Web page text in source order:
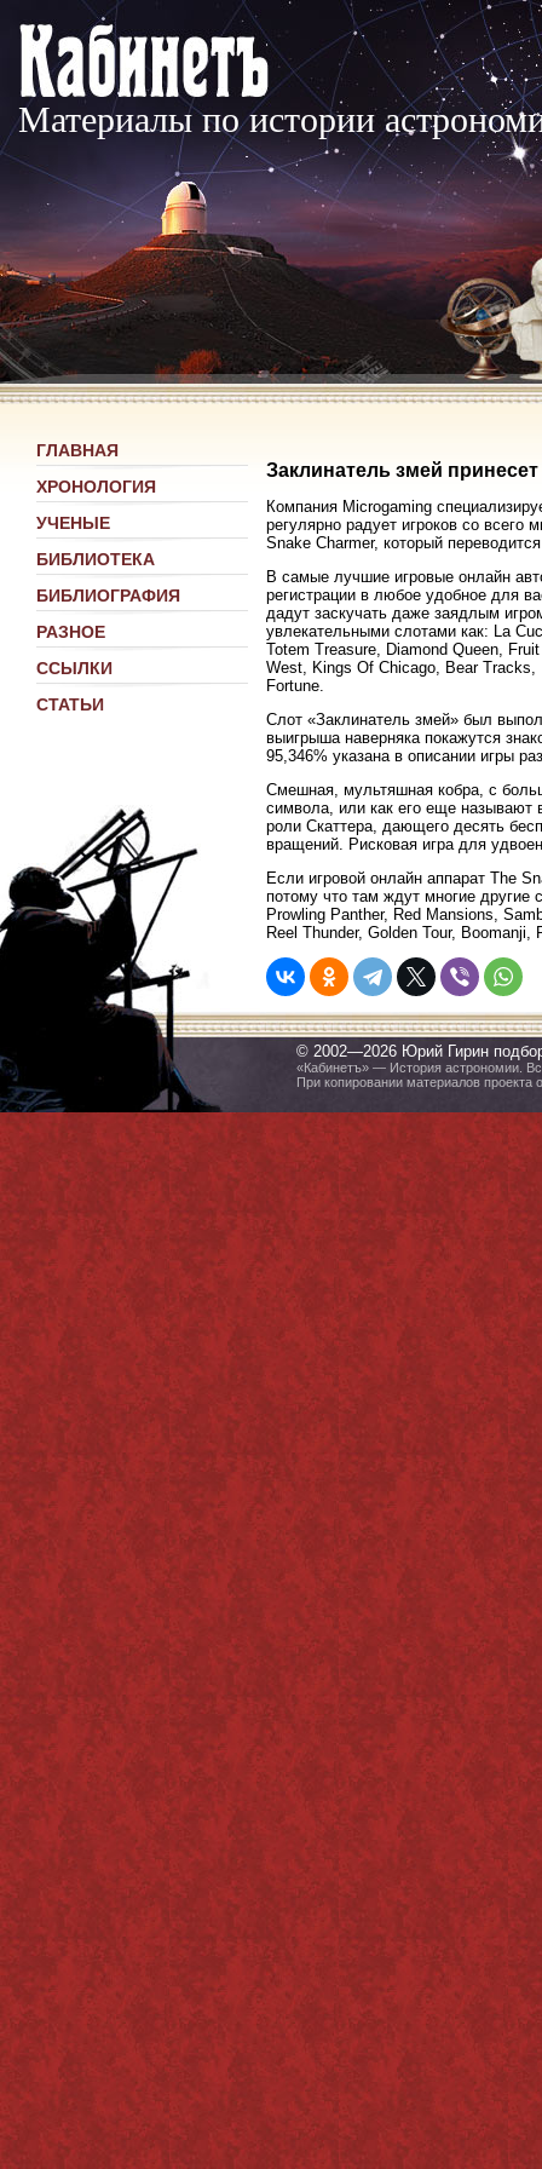
Материалы по истории
ГЛАВНАЯ
ХРОНОЛОГИЯ
УЧЕНЫЕ
БИБЛИОТЕКА
БИБЛИОГРАФИЯ
РАЗНОЕ
ССЫЛКИ
СТАТЬИ
Заклинатель змей
Компания Microgaming
регулярно радует игроков со
Snake Charmer, который
В самые лучшие игровые онлайн
регистрации в любое удобное для
дадут заскучать даже заядлым
увлекательными слотами как: La
Totem Treasure, Diamond Queen,
West, Kings Of Chicago, Bear Tracks,
Fortune.
Слот «Заклинатель змей» был
выигрыша наверняка покажутся
95,346% указана в описании игры
Смешная, мультяшная кобра, с
символа, или как его еще называют
роли Скаттера, дающего десять
вращений. Рисковая игра для
Если игровой онлайн аппарат The
потому что там ждут многие другие
Prowling Panther, Red Mansions,
Reel Thunder, Golden Tour,
© 2002—2026 Юрий Гирин
«Кабинетъ» — История астрономии.
При копировании материалов проекта